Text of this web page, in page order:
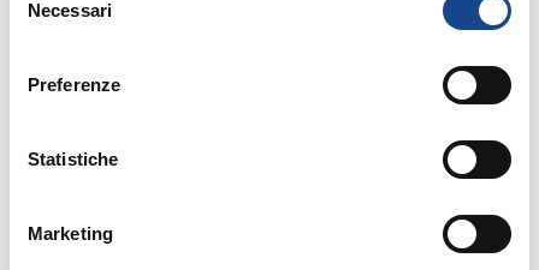
delNecessari
Preferenze
Statistiche
Marketing
CASTEL SAN PIETRO TERME (BO) -
74/2025